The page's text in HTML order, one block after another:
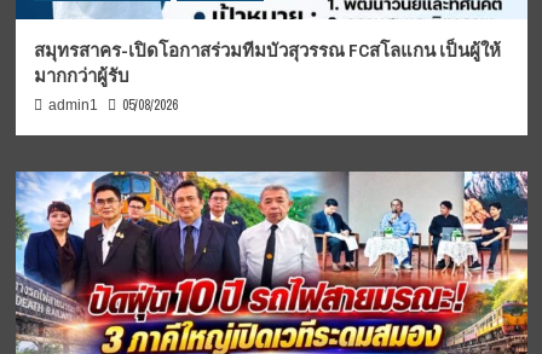
สมุทรสาคร-เปิดโอกาสร่วมทีมบัวสุวรรณ FCสโลแกน เป็นผู้ให้
มากกว่าผู้รับ
admin1 05/08/2026